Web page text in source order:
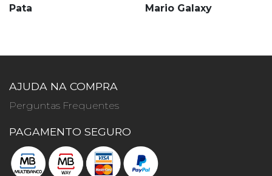
Pata
Mario Galaxy
AJUDA NA COMPRA
Perguntas Frequentes
PAGAMENTO SEGURO